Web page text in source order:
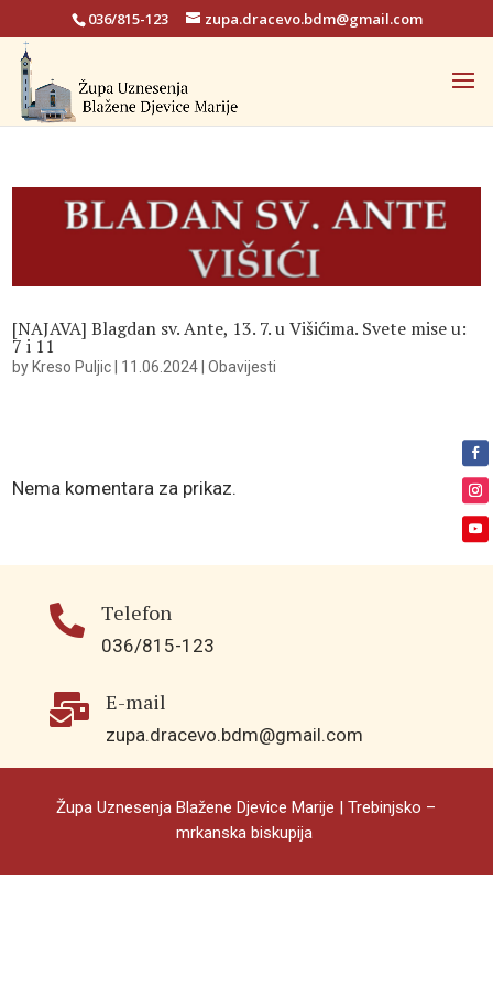
036/815-123 zupa.dracevo.bdm@gmail.com
[NAJAVA] Blagdan sv. Ante, 13. 7. u Višićima. Svete mise u:
7 i 11
by Kreso Puljic 11.06.2024 |Obavijesti
Nema komentara za prikaz.
 Telefon
036/815-123
 E-mail
zupa.dracevo.bdm@gmail.com
Župa Uznesenja Blažene Djevice Marije | Trebinjsko –
mrkanska biskupija